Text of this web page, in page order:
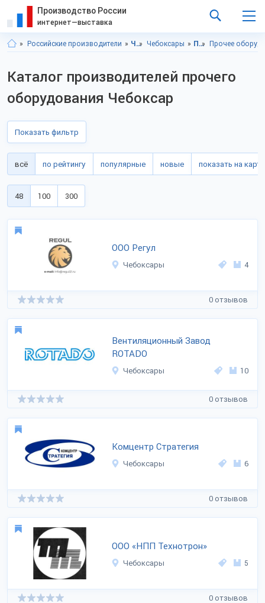
Производство России
интернет—выставка
Российские производители Чувашская респ. Чебоксары Промышленное оборудование Прочее
Каталог производителей прочего
оборудования Чебоксар
Показать фильтр
всё по рейтингу популярные новые показать на карте
48 100 300
ООО Регул
Чебоксары 4
0 отзывов
Вентиляционный Завод
ROTADO
Чебоксары 10
0 отзывов
Комцентр Стратегия
Чебоксары 6
0 отзывов
ООО «НПП Технотрон»
Чебоксары 5
0 отзывов